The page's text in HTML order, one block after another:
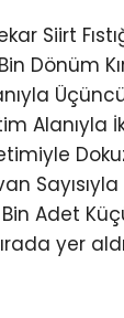
Siirt
Dönüm
Alanıyla
Adet
yer